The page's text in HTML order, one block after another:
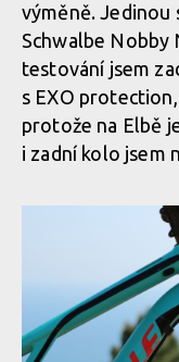
výměně. Jedinou
Schwalbe Nobby
testování jsem
s EXO
protože na Elbě
i zadní kolo jsem